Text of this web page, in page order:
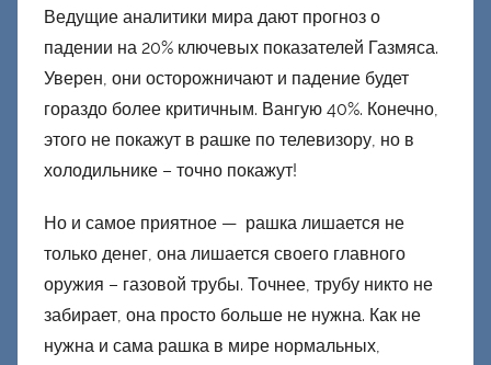
Ведущие аналитики мира дают прогноз о
падении на 20% ключевых показателей Газмяса.
Уверен, они осторожничают и падение будет
гораздо более критичным. Вангую 40%. Конечно,
этого не покажут в рашке по телевизору, но в
холодильнике – точно покажут!
Но и самое приятное — рашка лишается не
только денег, она лишается своего главного
оружия – газовой трубы. Точнее, трубу никто не
забирает, она просто больше не нужна. Как не
нужна и сама рашка в мире нормальных,